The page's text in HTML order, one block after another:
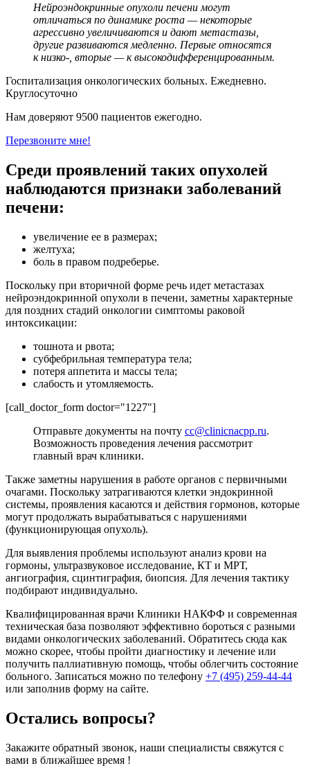
Нейроэндокринные опухоли печени могут
отличаться по динамике роста — некоторые
агрессивно увеличиваются и дают метастазы,
другие развиваются медленно. Первые относятся
к низко-, вторые — к высокодифференцированным.
Госпитализация онкологических больных. Ежедневно.
Круглосуточно
Нам доверяют 9500 пациентов ежегодно.
Перезвоните мне!
Среди проявлений таких опухолей
наблюдаются признаки заболеваний
печени:
увеличение ее в размерах;
желтуха;
боль в правом подреберье.
Поскольку при вторичной форме речь идет метастазах
нейроэндокринной опухоли в печени, заметны характерные
для поздних стадий онкологии симптомы раковой
интоксикации:
тошнота и рвота;
субфебрильная температура тела;
потеря аппетита и массы тела;
слабость и утомляемость.
[call_doctor_form doctor="1227"]
Отправьте документы на почту cc@clinicnacpp.ru.
Возможность проведения лечения рассмотрит
главный врач клиники.
Также заметны нарушения в работе органов с первичными
очагами. Поскольку затрагиваются клетки эндокринной
системы, проявления касаются и действия гормонов, которые
могут продолжать вырабатываться с нарушениями
(функционирующая опухоль).
Для выявления проблемы используют анализ крови на
гормоны, ультразвуковое исследование, КТ и МРТ,
ангиография, сцинтиграфия, биопсия. Для лечения тактику
подбирают индивидуально.
Квалифицированная врачи Клиники НАКФФ и современная
техническая база позволяют эффективно бороться с разными
видами онкологических заболеваний. Обратитесь сюда как
можно скорее, чтобы пройти диагностику и лечение или
получить паллиативную помощь, чтобы облегчить состояние
больного. Записаться можно по телефону +7 (495) 259-44-44
или заполнив форму на сайте.
Остались вопросы?
Закажите обратный звонок, наши специалисты свяжутся с
вами в ближайшее время !